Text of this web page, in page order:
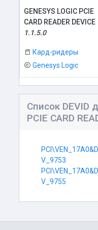
GENESYS LOGIC PCIE
CARD READER DEVICE
1.1.5.0
Кард-ридеры
Genesys Logic
Список DEVID
PCIE CARD
V_9753
V_9755